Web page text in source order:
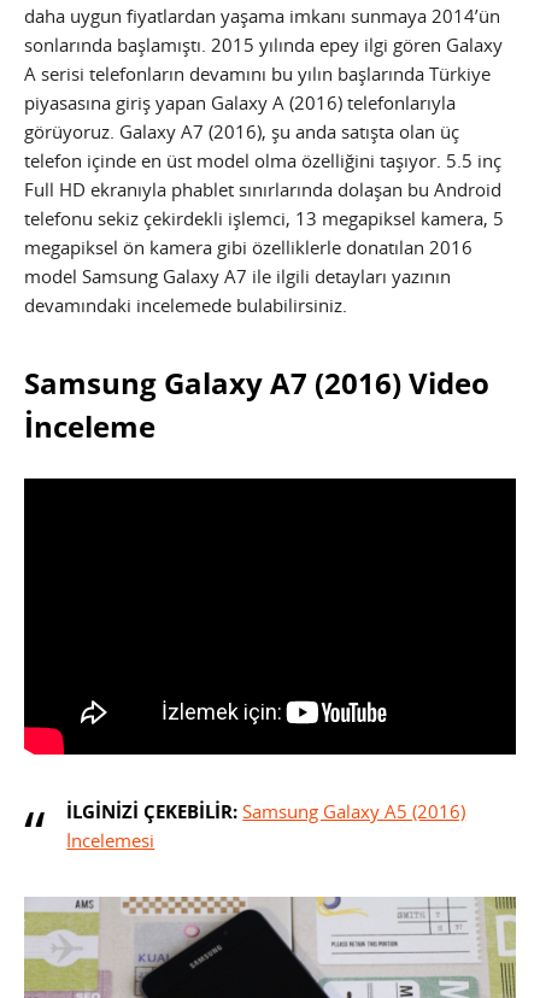
daha uygun fiyatlardan yaşama imkanı sunmaya 2014’ün
sonlarında başlamıştı. 2015 yılında epey ilgi gören Galaxy
A serisi telefonların devamını bu yılın başlarında Türkiye
piyasasına giriş yapan Galaxy A (2016) telefonlarıyla
görüyoruz. Galaxy A7 (2016), şu anda satışta olan üç
telefon içinde en üst model olma özelliğini taşıyor. 5.5 inç
Full HD ekranıyla phablet sınırlarında dolaşan bu Android
telefonu sekiz çekirdekli işlemci, 13 megapiksel kamera, 5
megapiksel ön kamera gibi özelliklerle donatılan 2016
model Samsung Galaxy A7 ile ilgili detayları yazının
devamındaki incelemede bulabilirsiniz.
Samsung Galaxy A7 (2016) Video
İnceleme
İLGİNİZİ ÇEKEBİLİR: Samsung Galaxy A5 (2016)
İncelemesi